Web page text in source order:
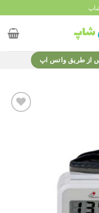
از طریق واتس اپ